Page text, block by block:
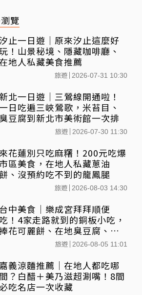
覽
止一日遊｜原來汐止這麼好
！山景秘境、隱藏咖啡廳、
在地人私藏美食推薦
旅遊 2026-07-31 10:30
北一日遊｜三鶯線開通啦！
日吃遍三峽鶯歌，米苔目、
臭豆腐到新北市美術館一次排
旅遊 2026-07-30 11:30
花蓮別只吃麻糬！200元吃爆
區美食，在地人私藏蔥油
、沒預約吃不到的龍鳳腿
旅遊 2026-08-03 14:30
台中美食｜樂成宮拜拜順便
吃！4家走路就到的銅板小吃，
花可麗餅、在地臭豆腐、烤
旅遊 2026-08-05 11:01
嘉義涼麵推薦｜在地人都吃哪
間？白醋＋美乃滋超涮嘴！8間
吃名店一次收藏